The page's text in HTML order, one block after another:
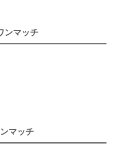
ンマッチ
マッチ